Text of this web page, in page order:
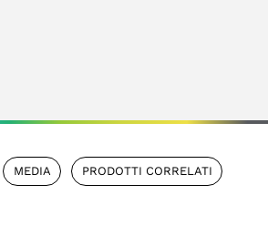
MEDIA PRODOTTI CORRELATI